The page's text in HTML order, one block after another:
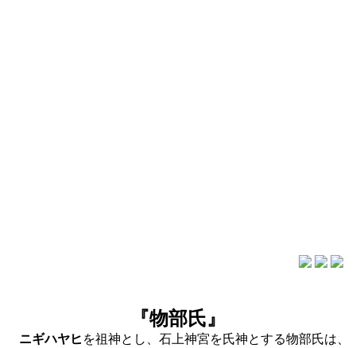
『物部氏』
ニギハヤヒ を祖神とし、石上神宮を氏神とする物部氏は、